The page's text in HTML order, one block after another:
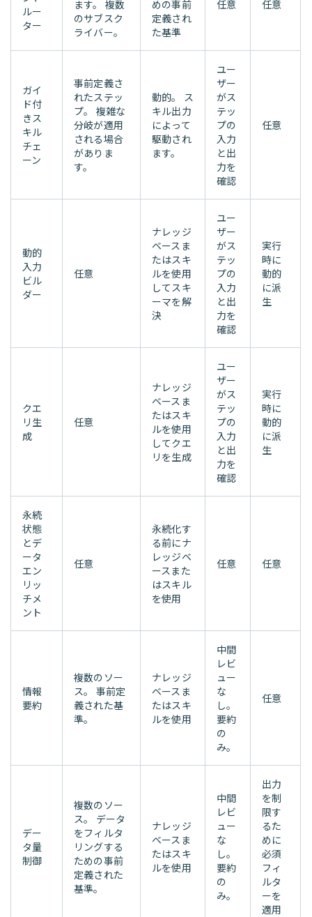
ルー
ター
ます。 複数
のサブスク
ライバー。
めの事前
定義され
た基準
任意 任意
ガイ
ド付
きス
キル
チェ
ーン
事前定義さ
れたステッ
プ。 複雑な
分岐が適用
される場合
がありま
す。
動的。 ス
キル出力
によって
駆動され
ます。
ユー
ザー
がス
テッ
プの
入力
と出
力を
確認
任意
動的
入力
ビル
ダー
任意
ナレッジ
ベースま
たはスキ
ルを使用
してスキ
ーマを解
決
ユー
ザー
がス
テッ
プの
入力
と出
力を
確認
実行
時に
動的
に派
生
クエ
リ生
成
任意
ナレッジ
ベースま
たはスキ
ルを使用
してクエ
リを生成
ユー
ザー
がス
テッ
プの
入力
と出
力を
確認
実行
時に
動的
に派
生
永続
状態
とデ
ータ
エン
リッ
チメ
ント
任意
永続化す
る前にナ
レッジベ
ースまた
はスキル
を使用
任意 任意
情報
要約
複数のソー
ス。 事前定
義された基
準。
ナレッジ
ベースま
たはスキ
ルを使用
中間
レビ
ュー
な
し。
要約
の
み。
任意
デー
タ量
制御
複数のソー
ス。 データ
をフィルタ
リングする
ための事前
定義された
基準。
ナレッジ
ベースま
たはスキ
ルを使用
中間
レビ
ュー
な
し。
要約
の
み。
出力
を制
限す
るた
めに
必須
フィ
ルタ
ーを
適用